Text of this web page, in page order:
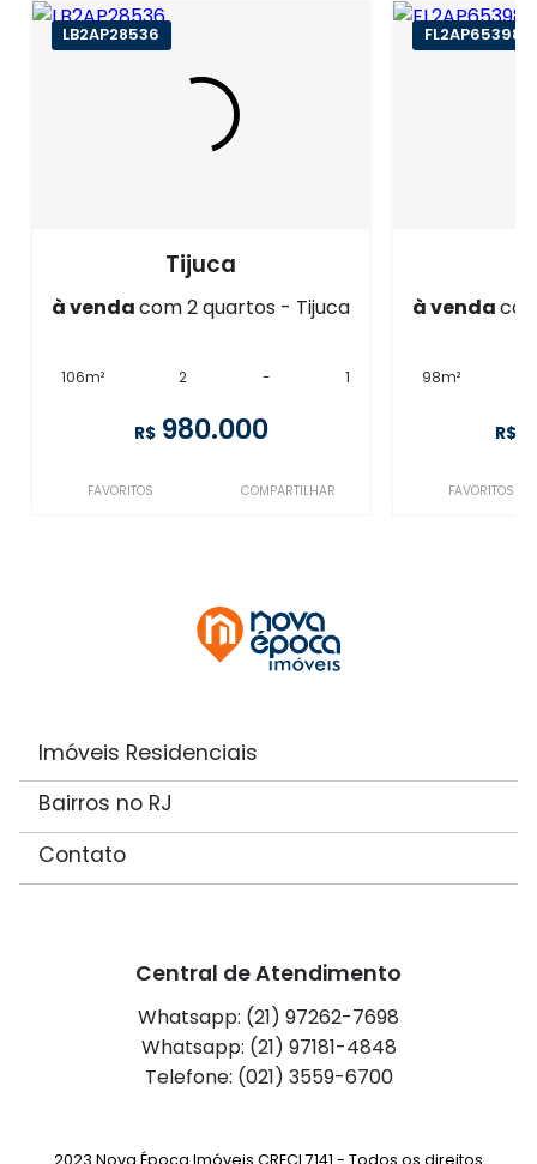
LB2AP28536
Tijuca
à vendacom 2 quartos - Tijuca
106m² 2 - 1
R$ 980.000
FAVORITOS COMPARTILHAR
FL2AP65398
à venda
98m²
R$
FAVORITOS
Imóveis Residenciais
Bairros no RJ
Contato
Central de Atendimento
Whatsapp: (21) 97262-7698
Whatsapp: (21) 97181-4848
Telefone: (021) 3559-6700
2023 Nova Época Imóveis CRECI 7141 - Todos os direitos